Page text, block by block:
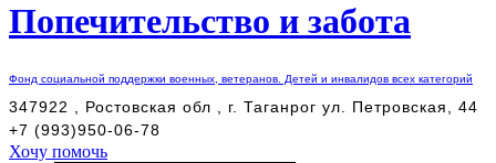
Попечительство и забота
Фонд социальной поддержки военных, ветеранов. Детей и инвалидов всех категорий
347922 , Ростовская обл , г. Таганрог ул. Петровская, 44
+7 (993)950-06-78
Хочу помочь